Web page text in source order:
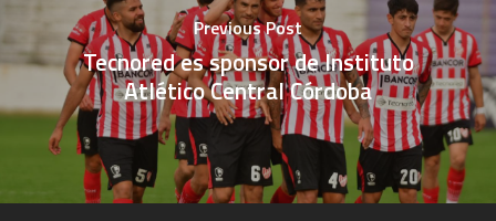
Previous Post
Tecnored es sponsor de Instituto
Atlético Central Córdoba